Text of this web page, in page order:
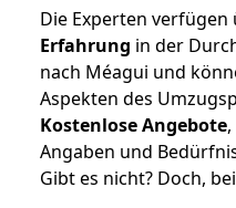
Die Experten verfügen
Erfahrung in der
nach Méagui und
Aspekten des
Kostenlose Angebote
Angaben und
Gibt es nicht? Doch,